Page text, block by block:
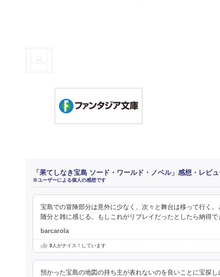
「果てしなき宝島 ソード・ワールド・ノベル」感想・レビ
※ユーザーによる個人の感想です
宝島での冒険部分は意外に少なく、次々と舞台は移って行く
随分と雑に感じる。もしこれがリプレイだったとしたら納得で
barcarola
3人がナイス！しています
預かった宝島の地図の持ち主が表れないのを良いことに宝探